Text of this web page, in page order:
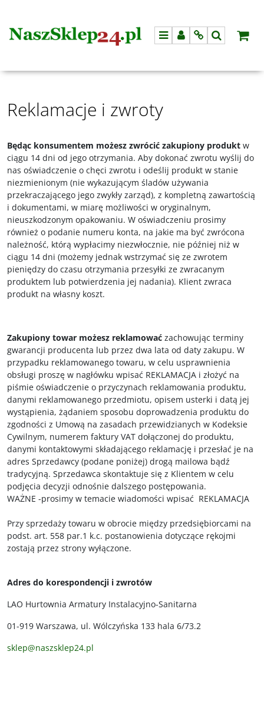
MenuPanelInfoSzukaj
Reklamacje i zwroty
Będąc konsumentem możesz zwrócić zakupiony produkt w
ciągu 14 dni od jego otrzymania. Aby dokonać zwrotu wyślij do
nas oświadczenie o chęci zwrotu i odeślij produkt w stanie
niezmienionym (nie wykazującym śladów używania
przekraczającego jego zwykły zarząd), z kompletną zawartością
i dokumentami, w miarę możliwości w oryginalnym,
nieuszkodzonym opakowaniu. W oświadczeniu prosimy
również o podanie numeru konta, na jakie ma być zwrócona
należność, którą wypłacimy niezwłocznie, nie później niż w
ciągu 14 dni (możemy jednak wstrzymać się ze zwrotem
pieniędzy do czasu otrzymania przesyłki ze zwracanym
produktem lub potwierdzenia jej nadania). Klient zwraca
produkt na własny koszt.
Zakupiony towar możesz reklamować zachowując terminy
gwarancji producenta lub przez dwa lata od daty zakupu. W
przypadku reklamowanego towaru, w celu usprawnienia
obsługi proszę w nagłówku wpisać REKLAMACJA i złożyć na
piśmie oświadczenie o przyczynach reklamowania produktu,
danymi reklamowanego przedmiotu, opisem usterki i datą jej
wystąpienia, żądaniem sposobu doprowadzenia produktu do
zgodności z Umową na zasadach przewidzianych w Kodeksie
Cywilnym, numerem faktury VAT dołączonej do produktu,
danymi kontaktowymi składającego reklamację i przesłać je na
adres Sprzedawcy (podane poniżej) drogą mailowa bądź
tradycyjną. Sprzedawca skontaktuje się z Klientem w celu
podjęcia decyzji odnośnie dalszego postępowania.
WAŻNE -prosimy w temacie wiadomości wpisać REKLAMACJA
Przy sprzedaży towaru w obrocie między przedsiębiorcami na
podst. art. 558 par.1 k.c. postanowienia dotyczące rękojmi
zostają przez strony wyłączone.
Adres do korespondencji i zwrotów
LAO Hurtownia Armatury Instalacyjno-Sanitarna
01-919 Warszawa, ul. Wólczyńska 133 hala 6/73.2
sklep@naszsklep24.pl